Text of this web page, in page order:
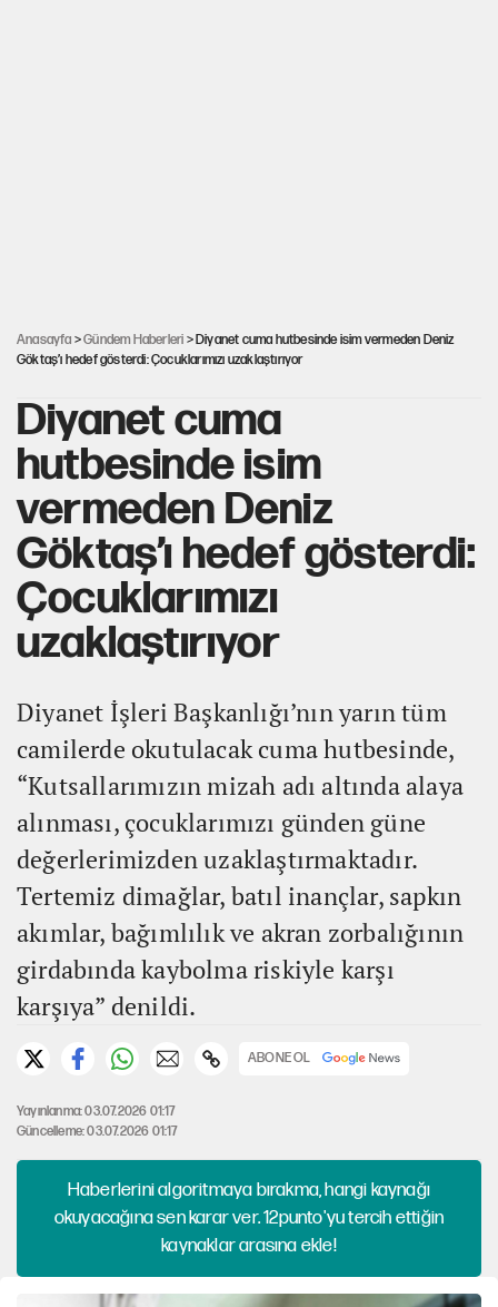
Anasayfa >Gündem Haberleri > Diyanet cuma hutbesinde isim vermeden Deniz
Göktaş’ı hedef gösterdi: Çocuklarımızı uzaklaştırıyor
Diyanet cuma
hutbesinde isim
vermeden Deniz
Göktaş’ı hedef gösterdi:
Çocuklarımızı
uzaklaştırıyor
Diyanet İşleri Başkanlığı’nın yarın tüm
camilerde okutulacak cuma hutbesinde,
“Kutsallarımızın mizah adı altında alaya
alınması, çocuklarımızı günden güne
değerlerimizden uzaklaştırmaktadır.
Tertemiz dimağlar, batıl inançlar, sapkın
akımlar, bağımlılık ve akran zorbalığının
girdabında kaybolma riskiyle karşı
karşıya” denildi.
ABONE OL
Yayınlanma: 03.07.2026 01:17
Güncelleme: 03.07.2026 01:17
Haberlerini algoritmaya bırakma, hangi kaynağı
okuyacağına sen karar ver. 12punto'yu tercih ettiğin
kaynaklar arasına ekle!